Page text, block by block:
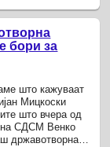
бори за
што кажуваат
Мицкоски
што вчера од
на СДСМ Венко
државотворната